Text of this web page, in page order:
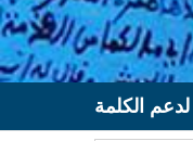
لدعم الكلمة